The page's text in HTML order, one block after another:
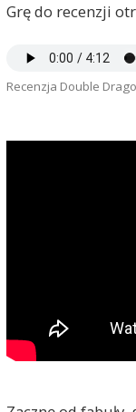
Grę do recenzji
Recenzja Double